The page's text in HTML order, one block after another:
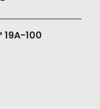
19A-100